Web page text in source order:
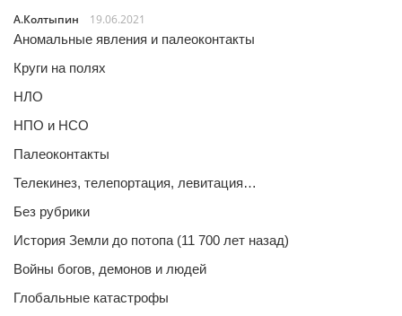
А.Колтыпин
19.06.2021
Аномальные явления и палеоконтакты
Круги на полях
НЛО
НПО и НСО
Палеоконтакты
Телекинез, телепортация, левитация…
Без рубрики
История Земли до потопа (11 700 лет назад)
Войны богов, демонов и людей
Глобальные катастрофы